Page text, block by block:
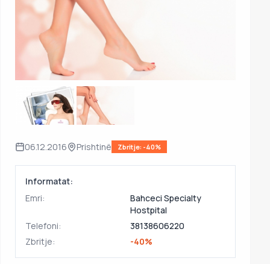
06.12.2016 Prishtinë Zbritje: -40%
Informatat:
Emri:
Bahceci Specialty
Hostpital
Telefoni:
38138606220
Zbritje:
-40%